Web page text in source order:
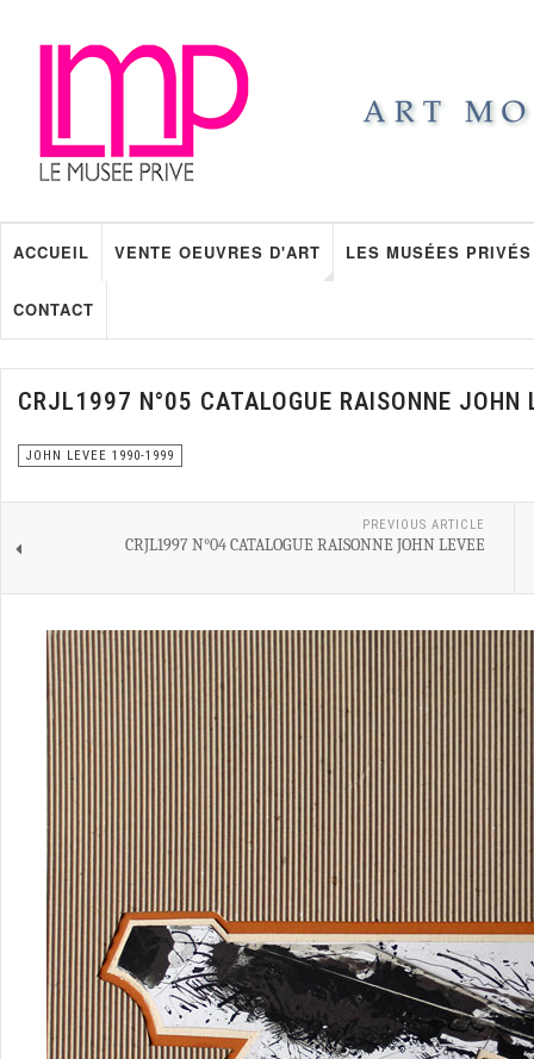
ACCUEIL VENTE OEUVRES D'ART LES MUSÉES PRIVÉS
CONTACT
CRJL1997 N°05 CATALOGUE RAISONNE JOHN
JOHN LEVEE 1990-1999
PREVIOUS ARTICLE
CRJL1997 N°04 CATALOGUE RAISONNE JOHN LEVEE